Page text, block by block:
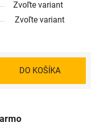
Zvoľte variant
Zvoľte variant
DO KOŠÍKA